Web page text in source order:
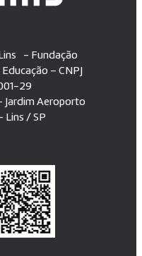
- Fundação
– CNPJ
29
Jardim Aeroporto
Lins / SP